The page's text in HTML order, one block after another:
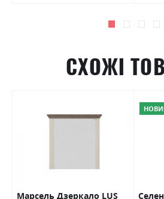
СХОЖІ
Марсель Дзеркало LUS